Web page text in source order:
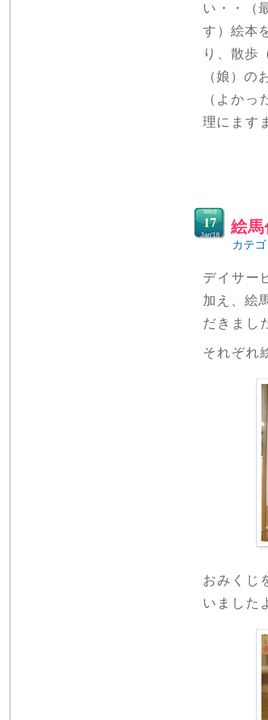
い・・（
す）絵本
り、散歩
（娘）
（よか
理にます
絵
Wed
17
Jan’18
カテ
デイサー
加え、絵
だきまし
それぞれ
おみくじ
いました